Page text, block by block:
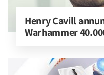
Henry Cavill
Warhammer